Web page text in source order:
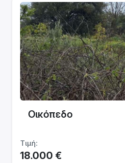
Οικόπεδο
Τιμή:
18.000 €